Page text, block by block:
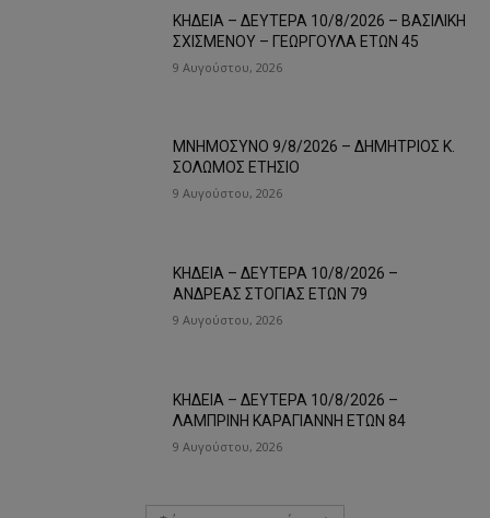
ΚΗΔΕΙΑ – ΔΕΥΤΕΡΑ 10/8/2026 – ΒΑΣΙΛΙΚΗ
ΣΧΙΣΜΕΝΟΥ – ΓΕΩΡΓΟΥΛΑ ΕΤΩΝ 45
9 Αυγούστου, 2026
ΜΝΗΜΟΣΥΝΟ 9/8/2026 – ΔΗΜΗΤΡΙΟΣ Κ.
ΣΟΛΩΜΟΣ ΕΤΗΣΙΟ
9 Αυγούστου, 2026
ΚΗΔΕΙΑ – ΔΕΥΤΕΡΑ 10/8/2026 –
ΑΝΔΡΕΑΣ ΣΤΟΓΙΑΣ ΕΤΩΝ 79
9 Αυγούστου, 2026
ΚΗΔΕΙΑ – ΔΕΥΤΕΡΑ 10/8/2026 –
ΛΑΜΠΡΙΝΗ ΚΑΡΑΓΙΑΝΝΗ ΕΤΩΝ 84
9 Αυγούστου, 2026